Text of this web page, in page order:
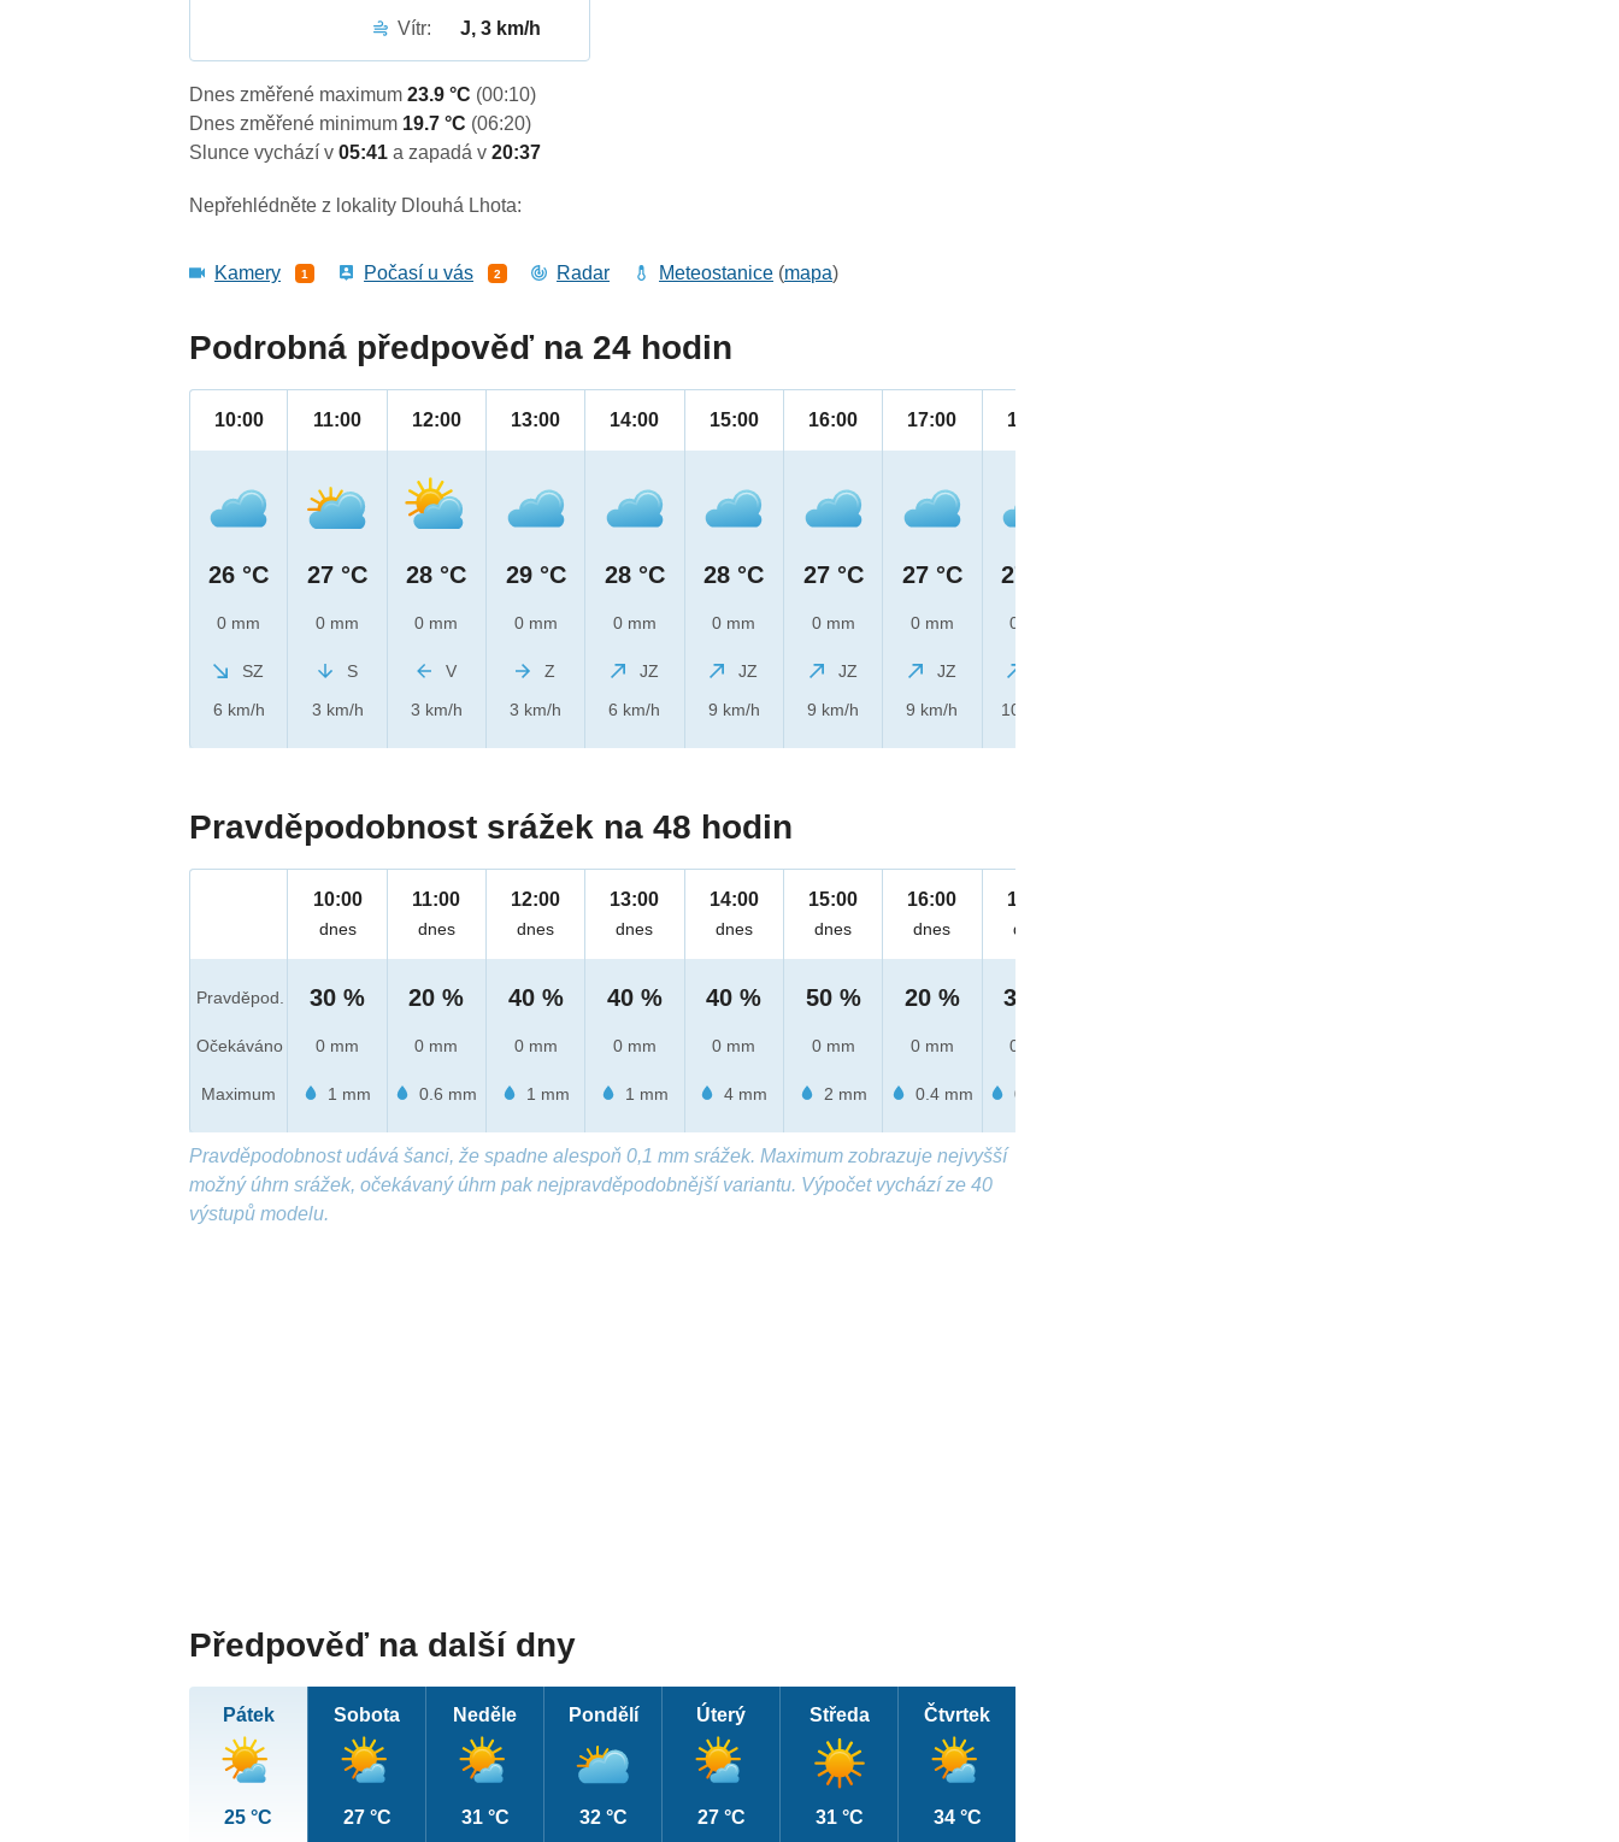
Vítr:
J, 3 km/h
Dnes změřené maximum23.9 °C (00:10)
Dnes změřené minimum 19.7 °C (06:20)
Slunce vychází v05:41a zapadá v20:37
Nepřehlédněte z lokality Dlouhá Lhota:
Kamery 1 Počasí u vás 2 Radar Meteostanice (mapa)
Podrobná předpověď na 24 hodin
10:00
26 °C
0 mm
SZ
6 km/h
11:00
27 °C
0 mm
S
3 km/h
12:00
28 °C
0 mm
V
3 km/h
13:00
29 °C
0 mm
Z
3 km/h
14:00
28 °C
0 mm
JZ
6 km/h
15:00
28 °C
0 mm
JZ
9 km/h
16:00
27 °C
0 mm
JZ
9 km/h
17:00
27 °C
0 mm
JZ
9 km/h
18:00
27 °C
0 mm
10 km/h
Pravděpodobnost srážek na 48 hodin
Pravděpod.
Očekáváno
Maximum
10:00
dnes
30 %
0 mm
1 mm
11:00
dnes
20 %
0 mm
0.6 mm
12:00
dnes
40 %
0 mm
1 mm
13:00
dnes
40 %
0 mm
1 mm
14:00
dnes
40 %
0 mm
4 mm
15:00
dnes
50 %
0 mm
2 mm
16:00
dnes
20 %
0 mm
0.4 mm
17:00
dnes
30 %
0 mm
0.5 mm
Pravděpodobnost udává šanci, že spadne alespoň 0,1 mm srážek. Maximum zobrazuje nejvyšší
možný úhrn srážek, očekávaný úhrn pak nejpravděpodobnější variantu. Výpočet vychází ze 40
výstupů modelu.
Předpověď na další dny
Pátek
25 °C
Sobota
27 °C
Neděle
31 °C
Pondělí
32 °C
Úterý
27 °C
Středa
31 °C
Čtvrtek
34 °C